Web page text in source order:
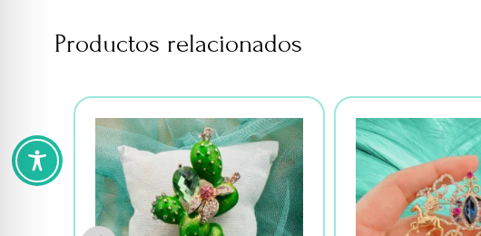
Productos relacionados